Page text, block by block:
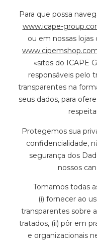
Para que possa
www.icape-
ou em nossas lojas
«sites do ICAPE
responsáveis pelo
transparentes na
seus dados, para
Protegemos sua
confidencialidade,
segurança dos
nossos
Tomamos todas
(i) fornecer ao
transparentes sobre
tratados, (ii) pôr em
e organizacionais